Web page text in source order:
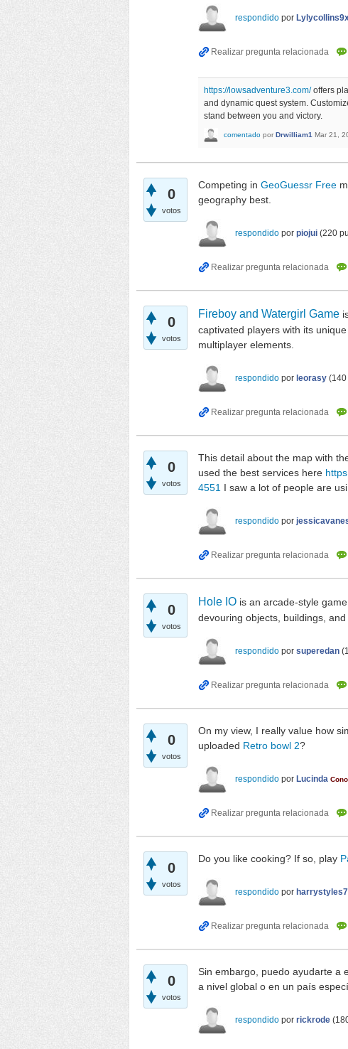
respondido por
https://lowsadventure3.com/offers
and dynamic quest system.
stand between you and victory.
comentado por Drwilliam1 Mar 21,
0
votos
Competing in GeoGuessr Free
geography best.
respondido por piojui (220
0
votos
Fireboy and Watergirl Game
captivated players with its
multiplayer elements.
respondido por leorasy (140
0
votos
This detail about the map with
used the best services here
4551 I saw a lot of people are
respondido por
0
votos
Hole IO is an arcade-style
devouring objects, buildings,
respondido por superedan (
0
votos
On my view, I really value how
uploaded Retro bowl 2?
respondido por Lucinda
0
votos
Do you like cooking? If so, play
respondido por
0
votos
Sin embargo, puedo ayudarte a
a nivel global o en un país
respondido por rickrode (